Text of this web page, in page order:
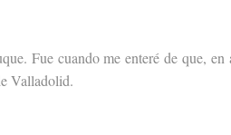
Fue cuando me enteré de que, en
Valladolid.